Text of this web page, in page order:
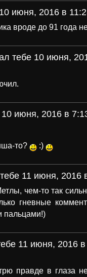
июня, 2016 в
вроде до 91 года
тебе 10 июня,
10 июня, 2016 в
то?
:)
11 июня, 2016
чем-то так
гневные
пальцами!)
11 июня, 2016
правде в глаза